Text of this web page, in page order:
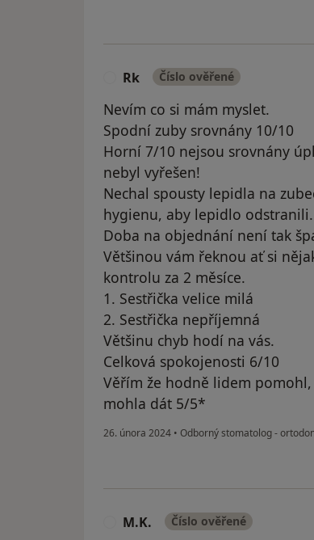
Rk Číslo ověřené
Nevím co si mám myslet.
Spodní zuby srovnány 10/10
Horní 7/10 nejsou srovnány
nebyl vyřešen!
Nechal spousty lepidla na
hygienu, aby lepidlo odstranili.
Doba na objednání není tak
Většinou vám řeknou ať si
kontrolu za 2 měsíce.
1. Sestřička velice milá
2. Sestřička nepříjemná
Většinu chyb hodí na vás.
Celková spokojenosti 6/10
Věřím že hodně lidem
mohla dát 5/5*
26. února 2024 • Odborný stomatolog -
M.K. Číslo ověřené